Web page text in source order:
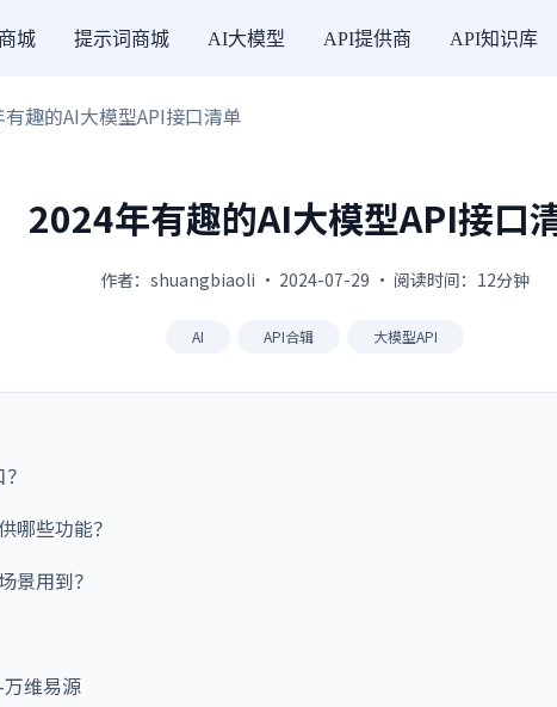
城 提示词商城 AI大模型 API提供商 API知识库
趣的AI大模型API接口清单
2024年有趣的AI大模型API接口
作者：shuangbiaoli · 2024-07-29 · 阅读时间：12分钟
AI API合辑 大模型API
哪些功能？
景用到？
维易源